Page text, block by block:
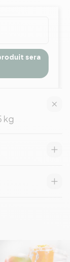
sera
kg